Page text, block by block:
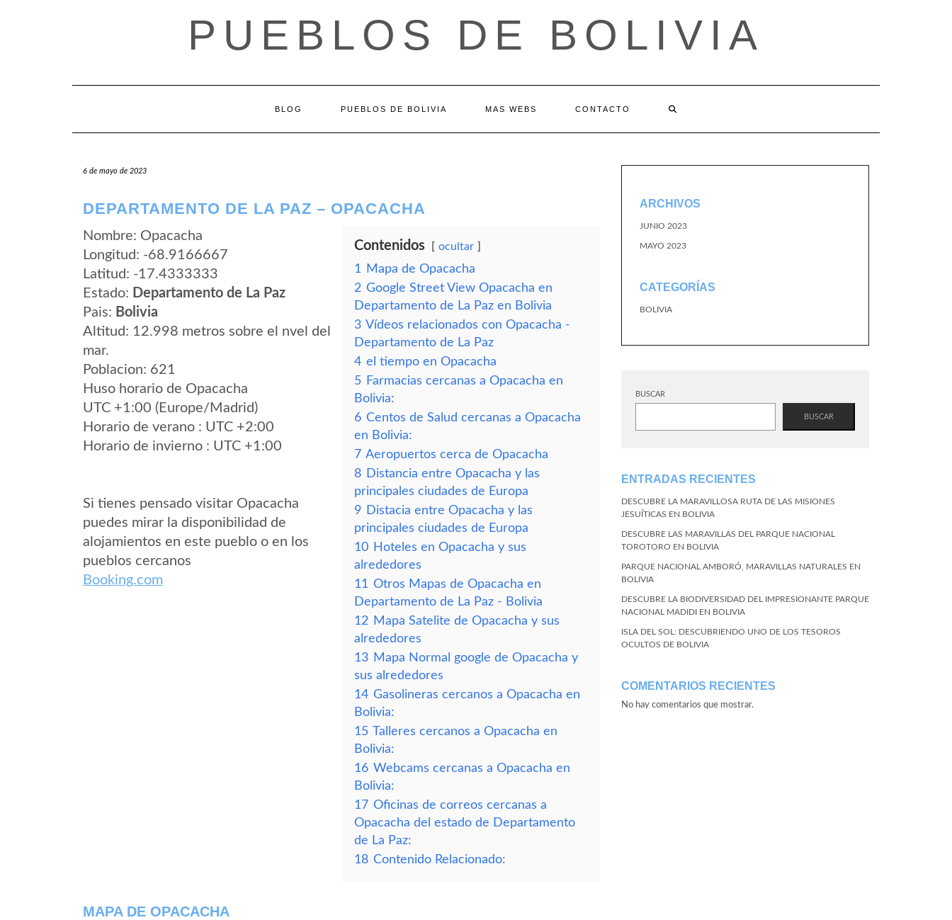
PUEBLOS DE BOLIVIA
BLOG PUEBLOS DE BOLIVIA MAS WEBS CONTACTO
6 de mayo de 2023
DEPARTAMENTO DE LA PAZ – OPACACHA
Nombre: Opacacha
Longitud: -68.9166667
Latitud: -17.4333333
Estado: Departamento de La Paz
Pais: Bolivia
Altitud: 12.998 metros sobre el nvel del
mar.
Poblacion: 621
Huso horario de Opacacha
UTC +1:00 (Europe/Madrid)
Horario de verano : UTC +2:00
Horario de invierno : UTC +1:00
Si tienes pensado visitar Opacacha
puedes mirar la disponibilidad de
alojamientos en este pueblo o en los
pueblos cercanos
Booking.com
Contenidos ocultar
1
Mapa de Opacacha
2 Google Street View Opacacha en
Departamento de La Paz en Bolivia
3 Vídeos relacionados con Opacacha -
Departamento de La Paz
4 el tiempo en Opacacha
5 Farmacias cercanas a Opacacha en
Bolivia:
6 Centos de Salud cercanas a Opacacha
en Bolivia:
7 Aeropuertos cerca de Opacacha
8 Distancia entre Opacacha y las
principales ciudades de Europa
9 Distacia entre Opacacha y las
principales ciudades de Europa
10 Hoteles en Opacacha y sus
alrededores
11 Otros Mapas de Opacacha en
Departamento de La Paz - Bolivia
12 Mapa Satelite de Opacacha y sus
alrededores
13 Mapa Normal google de Opacacha y
sus alrededores
14 Gasolineras cercanos a Opacacha en
Bolivia:
15 Talleres cercanos a Opacacha en
Bolivia:
16 Webcams cercanas a Opacacha en
Bolivia:
17 Oficinas de correos cercanas a
Opacacha del estado de Departamento
de La Paz:
18 Contenido Relacionado:
MAPA DE OPACACHA
ARCHIVOS
JUNIO 2023
MAYO 2023
CATEGORÍAS
BOLIVIA
BUSCAR
BUSCAR
ENTRADAS RECIENTES
DESCUBRE LA MARAVILLOSA RUTA DE LAS MISIONES
JESUÍTICAS EN BOLIVIA
DESCUBRE LAS MARAVILLAS DEL PARQUE NACIONAL
TOROTORO EN BOLIVIA
PARQUE NACIONAL AMBORÓ, MARAVILLAS NATURALES EN
BOLIVIA
DESCUBRE LA BIODIVERSIDAD DEL IMPRESIONANTE PARQUE
NACIONAL MADIDI EN BOLIVIA
ISLA DEL SOL: DESCUBRIENDO UNO DE LOS TESOROS
OCULTOS DE BOLIVIA
COMENTARIOS RECIENTES
No hay comentarios que mostrar.